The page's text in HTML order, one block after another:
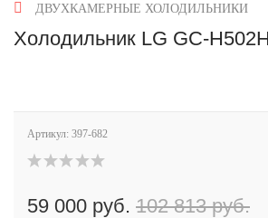
ДВУХКАМЕРНЫЕ ХОЛОДИЛЬНИКИ
Холодильник LG GC-
Артикул: 397-682
59 000 руб. 102 813 руб.